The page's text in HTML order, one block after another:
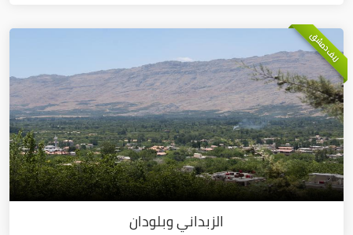
ريف دمشق
الزبداني وبلودان